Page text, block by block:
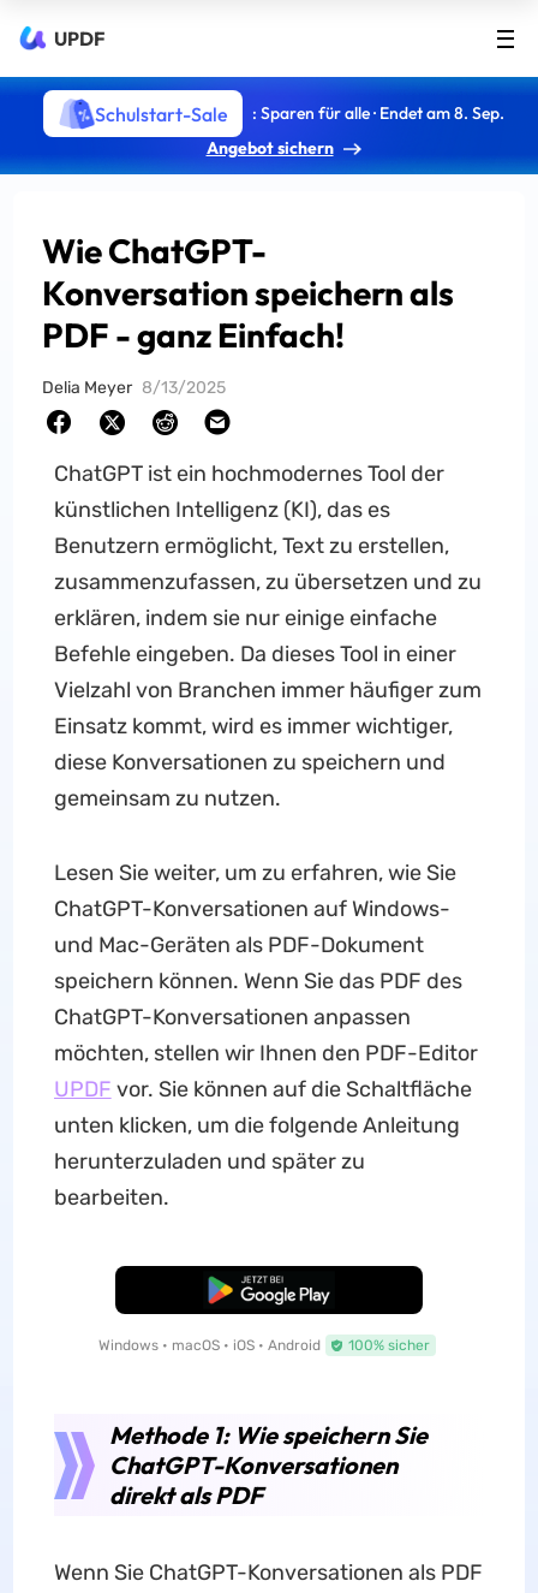
UPDF
Schulstart-Sale
: Sparen für alle · Endet am 8. Sep.
Angebot sichern
Wie ChatGPT-
Konversation speichern als
PDF - ganz Einfach!
Delia Meyer 8/13/2025
ChatGPT ist ein hochmodernes Tool der
künstlichen Intelligenz (KI), das es
Benutzern ermöglicht, Text zu erstellen,
zusammenzufassen, zu übersetzen und zu
erklären, indem sie nur einige einfache
Befehle eingeben. Da dieses Tool in einer
Vielzahl von Branchen immer häufiger zum
Einsatz kommt, wird es immer wichtiger,
diese Konversationen zu speichern und
gemeinsam zu nutzen.
Lesen Sie weiter, um zu erfahren, wie Sie
ChatGPT-Konversationen auf Windows-
und Mac-Geräten als PDF-Dokument
speichern können. Wenn Sie das PDF des
ChatGPT-Konversationen anpassen
möchten, stellen wir Ihnen den PDF-Editor
UPDF vor. Sie können auf die Schaltfläche
unten klicken, um die folgende Anleitung
herunterzuladen und später zu
bearbeiten.
Kostenloser Download
Windows • macOS • iOS • Android 100% sicher
Methode 1: Wie speichern Sie
ChatGPT-Konversationen
direkt als PDF
Wenn Sie ChatGPT-Konversationen als PDF